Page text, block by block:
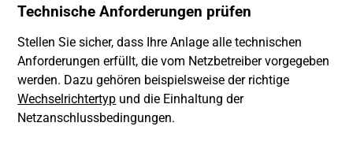
Technische Anforderungen prüfen
Stellen Sie sicher, dass Ihre Anlage alle technischen
Anforderungen erfüllt, die vom Netzbetreiber vorgegeben
werden. Dazu gehören beispielsweise der richtige
Wechselrichtertyp und die Einhaltung der
Netzanschlussbedingungen.